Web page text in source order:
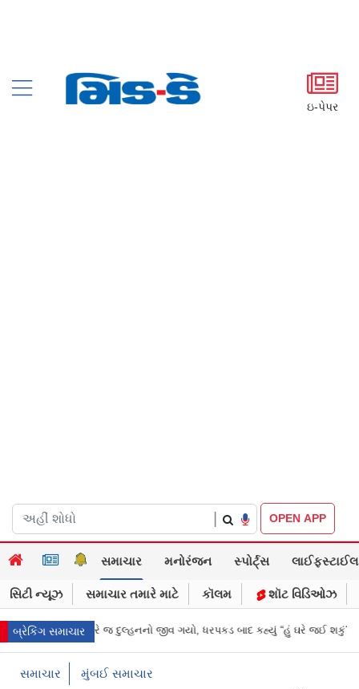
ઇ-પેપર
OPEN APP
સમાચાર મનોરંજન સ્પોર્ટ્સ લાઈફસ્ટાઈલ
સિટી ન્યૂઝ સમાચાર તમારે માટે કૉલમ શૉટ વિડિઓઝ
બ્રેકિંગ સમાચાર
લગ્નની રાત્રે જ દુલ્હનનો જીવ ગયો, ધરપકડ બાદ કહ્યું “હું ઘરે જઈ શકું?” ‘હું
સમાચાર મુંબઈ સમાચાર